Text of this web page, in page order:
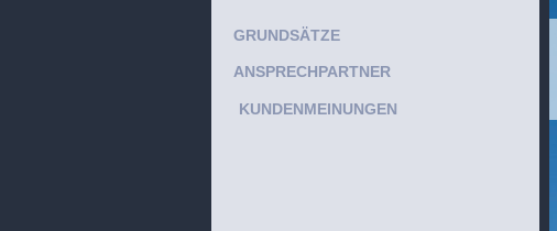
GRUNDSÄTZE
ANSPRECHPARTNER
KUNDENMEINUNGEN